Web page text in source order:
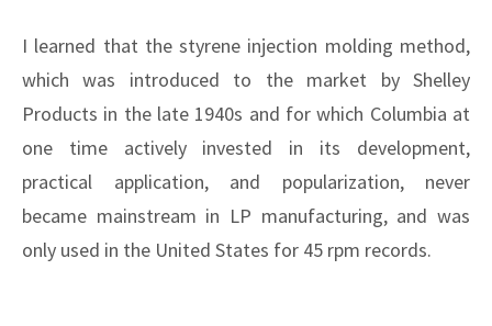
I learned that the styrene injection molding method,
which was introduced to the market by Shelley
Products in the late 1940s and for which Columbia at
one time actively invested in its development,
practical application, and popularization, never
became mainstream in LP manufacturing, and was
only used in the United States for 45 rpm records.